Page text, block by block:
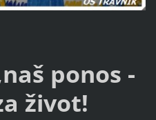
ponos -
život!